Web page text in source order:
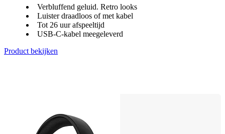
Verbluffend geluid. Retro looks
Luister draadloos of met kabel
Tot 26 uur afspeeltijd
USB-C-kabel meegeleverd
Product bekijken